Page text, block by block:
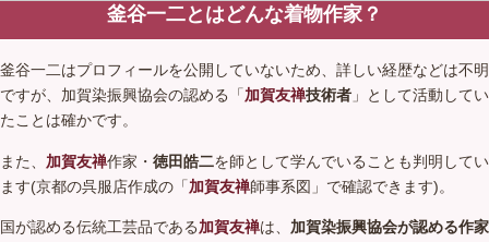
釜谷一二とはどんな着物作家？
釜谷一二はプロフィールを公開していないため、詳しい経歴などは不明
ですが、加賀染振興協会の認める「加賀友禅技術者 」として活動してい
たことは確かです。
また、 加賀友禅作家・ 徳田皓二を師として学んでいることも判明してい
ます(京都の呉服店作成の「加賀友禅師事系図」で確認できます)。
国が認める伝統工芸品である加賀友禅は、 加賀染振興協会が認める作家